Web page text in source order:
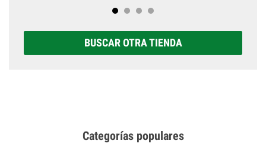
BUSCAR OTRA TIENDA
Categorías populares